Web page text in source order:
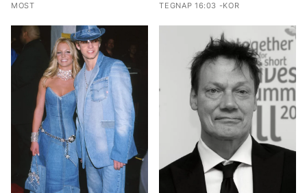
MOST TEGNAP 16:03 -KOR